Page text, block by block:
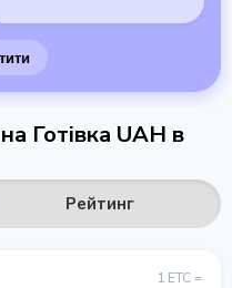
Готівка UAH в
Рейтинг
1 ETC =